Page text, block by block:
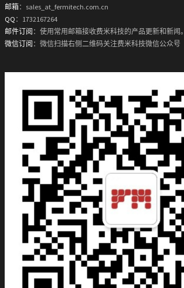
邮箱：sales_at_fermitech.com.cn
QQ ：1732167264
邮件订阅 ：使用常用邮箱接收费米科技的产品更新和新闻。
微信订阅 ：微信扫描右侧二维码关注费米科技微信公众号